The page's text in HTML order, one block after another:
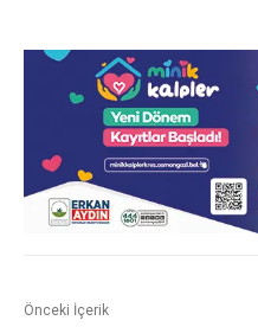
Önceki İçerik